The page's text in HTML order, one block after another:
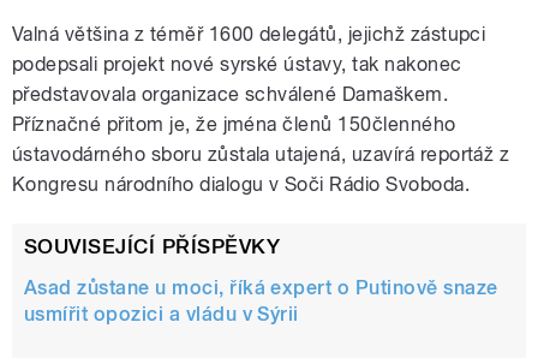
Valná většina z téměř 1600 delegátů, jejichž zástupci
podepsali projekt nové syrské ústavy, tak nakonec
představovala organizace schválené Damaškem.
Příznačné přitom je, že jména členů 150členného
ústavodárného sboru zůstala utajená, uzavírá reportáž z
Kongresu národního dialogu v Soči Rádio Svoboda.
SOUVISEJÍCÍ PŘÍSPĚVKY
Asad zůstane u moci, říká expert o Putinově snaze
usmířit opozici a vládu v Sýrii